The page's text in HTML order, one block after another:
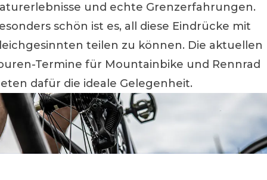
und echte Grenzerfahrungen.
schön ist es, all diese Eindrücke mit
teilen zu können. Die aktuellen
Termine für Mountainbike und Rennrad
dafür die ideale Gelegenheit.